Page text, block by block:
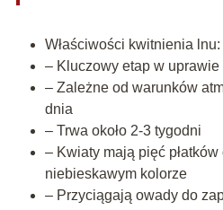
Właściwości kwitnienia lnu:
– Kluczowy etap w uprawie
– Zależne od warunków
dnia
– Trwa około 2-3 tygodni
– Kwiaty mają pięć płatków
niebieskawym kolorze
– Przyciągają owady do